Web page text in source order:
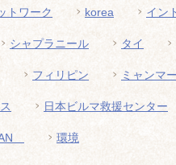
トワーク korea イン
シャプラニール タイ
フィリピン ミャンマ
日本ビルマ救援センター
環境